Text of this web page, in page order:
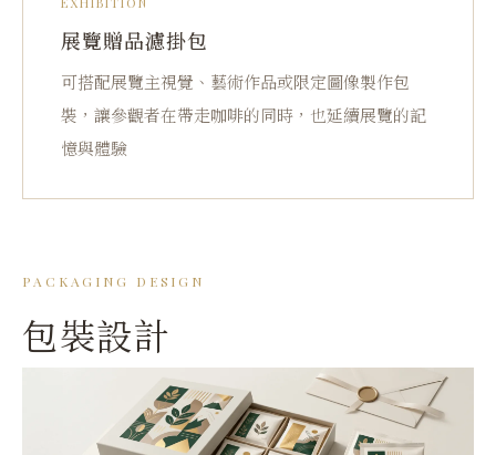
展覽贈品濾掛包
可搭配展覽主視覺、藝術作品或限定圖像製作包
裝，讓參觀者在帶走咖啡的同時，也延續展覽的記
憶與體驗
PACKAGING DESIGN
包裝設計